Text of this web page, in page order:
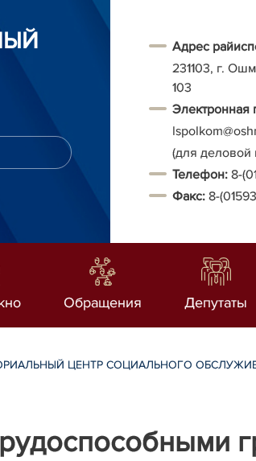
Адрес
231103, г.
103
Электронная
(для деловой
Телефон: 8-
Факс: 8-
Обращения Депутаты
ЦЕНТР СОЦИАЛЬНОГО